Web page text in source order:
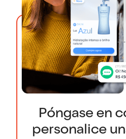
Póngase en
personalice